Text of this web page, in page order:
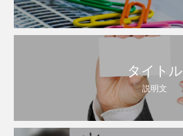
タイトル
説明文